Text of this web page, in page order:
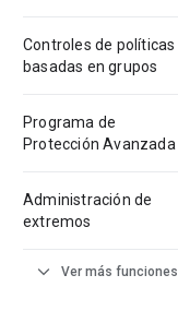
Controles de políticas
basadas en grupos
Programa de
Protección Avanzada
Administración de
extremos
expand_more Ver más funciones